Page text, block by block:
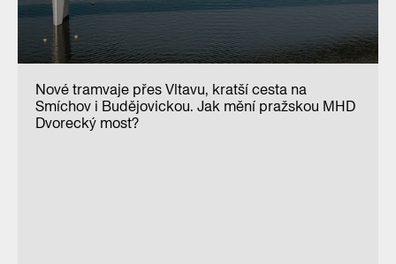
Nové tramvaje přes Vltavu, kratší cesta na
Smíchov i Budějovickou. Jak mění pražskou MHD
Dvorecký most?